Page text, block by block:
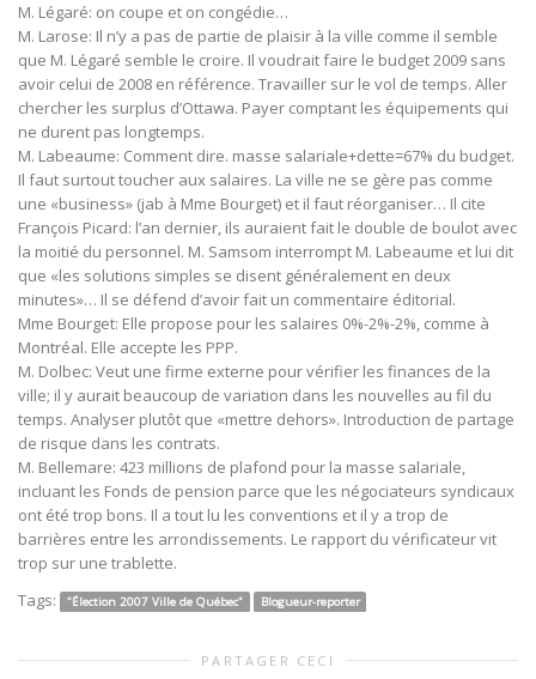
M. Légaré: on coupe et on congédie…
M. Larose: Il n’y a pas de partie de plaisir à la ville comme il semble
que M. Légaré semble le croire. Il voudrait faire le budget 2009 sans
avoir celui de 2008 en référence. Travailler sur le vol de temps. Aller
chercher les surplus d’Ottawa. Payer comptant les équipements qui
ne durent pas longtemps.
M. Labeaume: Comment dire. masse salariale+dette=67% du budget.
Il faut surtout toucher aux salaires. La ville ne se gère pas comme
une «business» (jab à Mme Bourget) et il faut réorganiser… Il cite
François Picard: l’an dernier, ils auraient fait le double de boulot avec
la moitié du personnel. M. Samsom interrompt M. Labeaume et lui dit
que «les solutions simples se disent généralement en deux
minutes»… Il se défend d’avoir fait un commentaire éditorial.
Mme Bourget: Elle propose pour les salaires 0%-2%-2%, comme à
Montréal. Elle accepte les PPP.
M. Dolbec: Veut une firme externe pour vérifier les finances de la
ville; il y aurait beaucoup de variation dans les nouvelles au fil du
temps. Analyser plutôt que «mettre dehors». Introduction de partage
de risque dans les contrats.
M. Bellemare: 423 millions de plafond pour la masse salariale,
incluant les Fonds de pension parce que les négociateurs syndicaux
ont été trop bons. Il a tout lu les conventions et il y a trop de
barrières entre les arrondissements. Le rapport du vérificateur vit
trop sur une trablette.
Tags:
"Élection 2007 Ville de Québec" Blogueur-reporter
PARTAGER CECI